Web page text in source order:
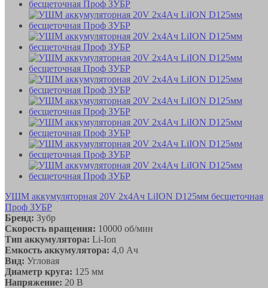
УШМ аккумуляторная 20V 2х4Ач LiION D125мм бесщеточная
Проф ЗУБР
Бренд: Зубр
Скорость вращения: 10000 об/мин
Тип аккумулятора: Li-Ion
Емкость аккумулятора: 4,0 Ач
Вид: Угловая
Диаметр круга: 125 мм
Напряжение: 20 В